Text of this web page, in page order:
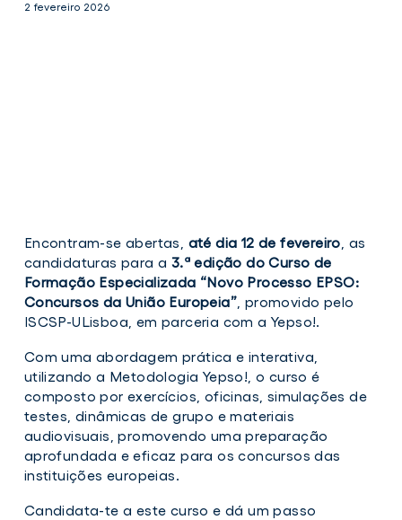
2 fevereiro 2026
Encontram-se abertas, até dia 12 de fevereiro , as
candidaturas para a 3.ª edição do Curso de
Formação Especializada “Novo Processo EPSO:
Concursos da União Europeia” , promovido pelo
ISCSP-ULisboa, em parceria com a Yepso!.
Com uma abordagem prática e interativa,
utilizando a Metodologia Yepso!, o curso é
composto por exercícios, oficinas, simulações de
testes, dinâmicas de grupo e materiais
audiovisuais, promovendo uma preparação
aprofundada e eficaz para os concursos das
instituições europeias.
Candidata-te a este curso e dá um passo